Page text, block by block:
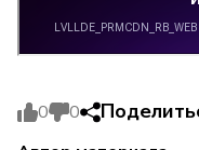
0 0